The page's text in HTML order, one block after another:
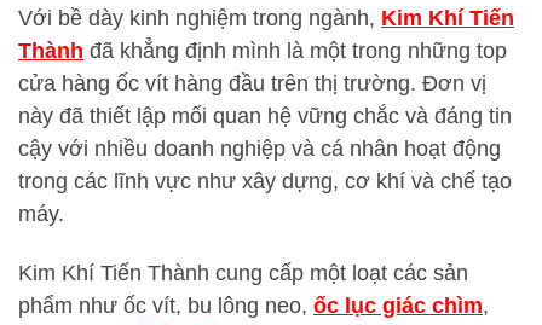
Với bề dày kinh nghiệm trong ngành, Kim Khí Tiến
Thành đã khẳng định mình là một trong những top
cửa hàng ốc vít hàng đầu trên thị trường. Đơn vị
này đã thiết lập mối quan hệ vững chắc và đáng tin
cậy với nhiều doanh nghiệp và cá nhân hoạt động
trong các lĩnh vực như xây dựng, cơ khí và chế tạo
máy.
Kim Khí Tiến Thành cung cấp một loạt các sản
phẩm như ốc vít, bu lông neo, ốc lục giác chìm,